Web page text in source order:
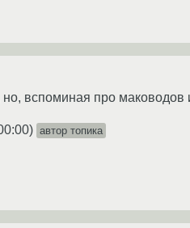
вспоминая про
) автор топика